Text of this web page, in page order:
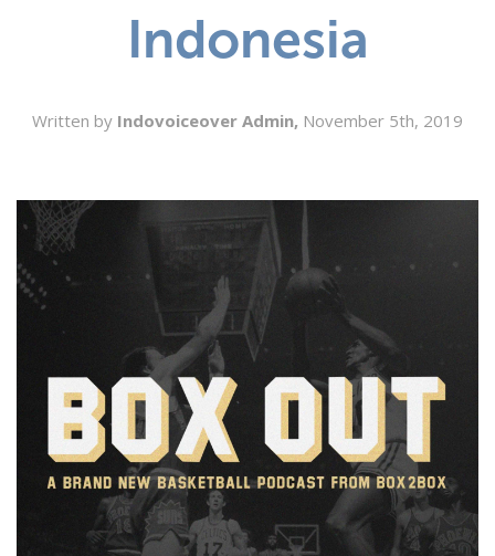
Indonesia
Written by Indovoiceover Admin, November 5th, 2019